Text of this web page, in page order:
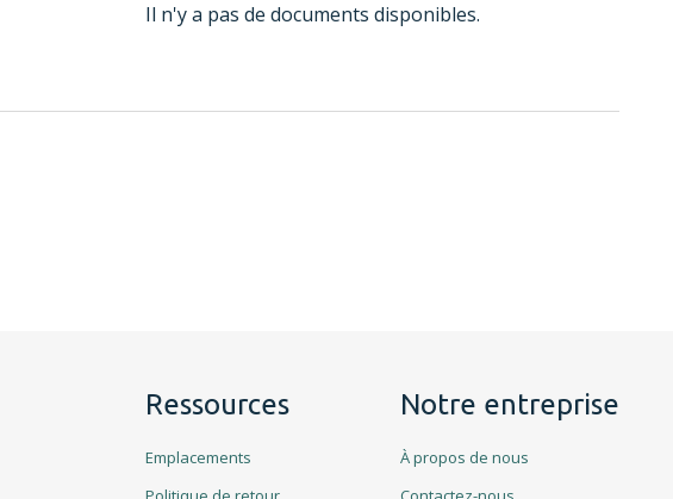
Il n'y a pas de documents disponibles.
Ressources
Emplacements
Notre entreprise
À propos de nous